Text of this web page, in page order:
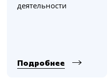
деятельности
Подробнее